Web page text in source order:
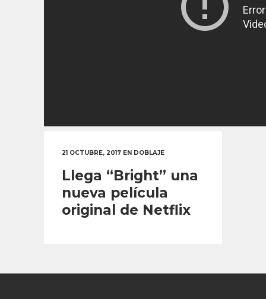
21 OCTUBRE, 2017 EN DOBLAJE
Llega “Bright” una
nueva película
original de Netflix